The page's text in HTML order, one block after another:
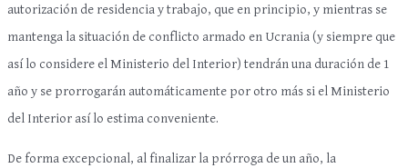
autorización de residencia y trabajo, que en principio, y mientras se
mantenga la situación de conflicto armado en Ucrania (y siempre que
así lo considere el Ministerio del Interior) tendrán una duración de 1
año y se prorrogarán automáticamente por otro más si el Ministerio
del Interior así lo estima conveniente.
De forma excepcional, al finalizar la prórroga de un año, la